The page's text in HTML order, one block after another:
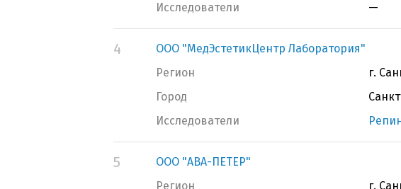
Исследователи
—
4
ООО "МедЭстетикЦентр Лаборатория"
Регион
г.
Город
Исследователи
5
ООО "АВА-ПЕТЕР"
Регион
г.